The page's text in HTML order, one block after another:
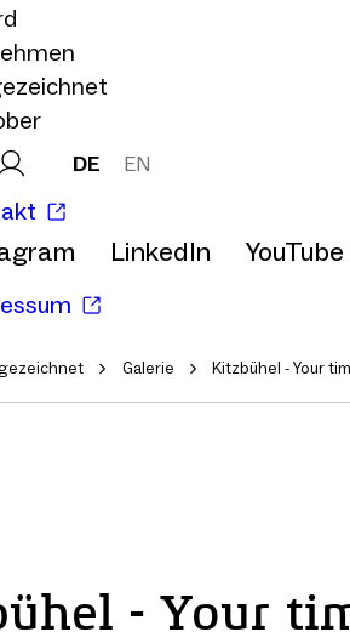
DE EN
LinkedIn YouTube
Galerie Kitzbühel - Your
- Your